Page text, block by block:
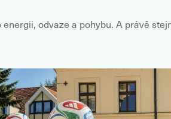
energii, odvaze a pohybu. A právě